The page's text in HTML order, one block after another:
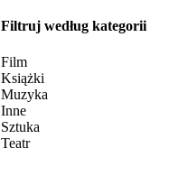
Filtruj według kategorii
Film
Książki
Muzyka
Inne
Sztuka
Teatr